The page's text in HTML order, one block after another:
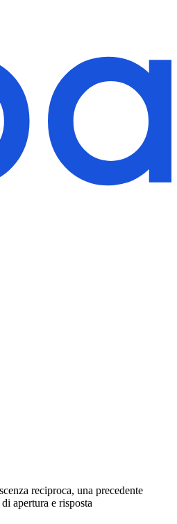
reciproca, una precedente
apertura e risposta